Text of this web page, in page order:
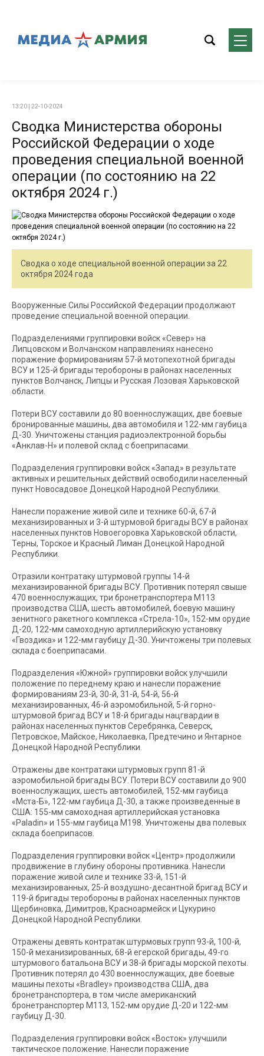
13:20 | 22-10-2024
Сводка Министерства обороны
Российской Федерации о ходе
проведения специальной военной
операции (по состоянию на 22
октября 2024 г.)
Сводка о ходе специальной военной операции за 22
октября 2024 года
Вооруженные Силы Российской Федерации продолжают
проведение специальной военной операции.
Подразделениями группировки войск «Север» на
Липцовском и Волчанском направлениях нанесено
поражение формированиям 57-й мотопехотной бригады
ВСУ и 125-й бригады теробороны в районах населенных
пунктов Волчанск, Липцы и Русская Лозовая Харьковской
области.
Потери ВСУ составили до 80 военнослужащих, две боевые
бронированные машины, два автомобиля и 122-мм гаубица
Д-30. Уничтожены станция радиоэлектронной борьбы
«Анклав-Н» и полевой склад с боеприпасами.
Подразделения группировки войск «Запад» в результате
активных и решительных действий освободили населенный
пункт Новосадовое Донецкой Народной Республики.
Нанесли поражение живой силе и технике 60-й, 67-й
механизированных и 3-й штурмовой бригады ВСУ в районах
населенных пунктов Новоегоровка Харьковской области,
Терны, Торское и Красный Лиман Донецкой Народной
Республики.
Отразили контратаку штурмовой группы 14-й
механизированной бригады ВСУ. Противник потерял свыше
470 военнослужащих, три бронетранспортера М113
производства США, шесть автомобилей, боевую машину
зенитного ракетного комплекса «Стрела-10», 152-мм орудие
Д-20, 122-мм самоходную артиллерийскую установку
«Гвоздика» и 122-мм гаубицу Д-30. Уничтожены три полевых
склада с боеприпасами.
Подразделения «Южной» группировки войск улучшили
положение по переднему краю и нанесли поражение
формированиям 23-й, 30-й, 31-й, 54-й, 56-й
механизированных, 46-й аэромобильной, 5-й горно-
штурмовой бригад ВСУ и 18-й бригады нацгвардии в
районах населенных пунктов Серебрянка, Северск,
Петровское, Майское, Николаевка, Предтечино и Янтарное
Донецкой Народной Республики.
Отражены две контратаки штурмовых групп 81-й
аэромобильной бригады ВСУ. Потери ВСУ составили до 900
военнослужащих, шесть автомобилей, 152-мм гаубица
«Мста-Б», 122-мм гаубица Д-30, а также произведенные в
США: 155-мм самоходная артиллерийская установка
«Paladin» и 155-мм гаубица М198. Уничтожены два полевых
склада боеприпасов.
Подразделения группировки войск «Центр» продолжили
продвижение в глубину обороны противника. Нанесли
поражение живой силе и технике 33-й, 151-й
механизированных, 25-й воздушно-десантной бригад ВСУ и
119-й бригады теробороны в районах населенных пунктов
Щербиновка, Димитров, Красноармейск и Цукурино
Донецкой Народной Республики.
Отражены девять контратак штурмовых групп 93-й, 100-й,
150-й механизированных, 68-й егерской бригады, 49-го
штурмового батальона ВСУ и 38-й бригады морской пехоты.
Противник потерял до 430 военнослужащих, две боевые
машины пехоты «Bradley» производства США, два
бронетранспортера, в том числе американский
бронетранспортер М113, 152-мм орудие Д-20 и 122-мм
гаубицу Д-30.
Подразделения группировки войск «Восток» улучшили
тактическое положение. Нанесли поражение